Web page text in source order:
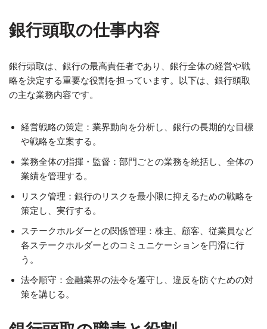
銀行頭取の仕事内容
銀行頭取は、銀行の最高責任者であり、銀行全体の経営や戦
略を決定する重要な役割を担っています。以下は、銀行頭取
の主な業務内容です。
経営戦略の策定：業界動向を分析し、銀行の長期的な目標
や戦略を立案する。
業務全体の指揮・監督：部門ごとの業務を統括し、全体の
業績を管理する。
リスク管理：銀行のリスクを最小限に抑えるための戦略を
策定し、実行する。
ステークホルダーとの関係管理：株主、顧客、従業員など
各ステークホルダーとのコミュニケーションを円滑に行
う。
法令順守：金融業界の法令を遵守し、違反を防ぐための対
策を講じる。